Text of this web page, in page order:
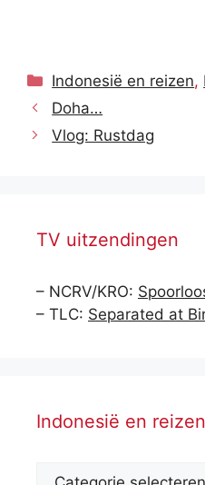
Categorieën
Indonesië en reizen,
Doha…
Vlog: Rustdag
TV uitzendingen
– NCRV/KRO:
– TLC: Separated at
Indonesië en reizen